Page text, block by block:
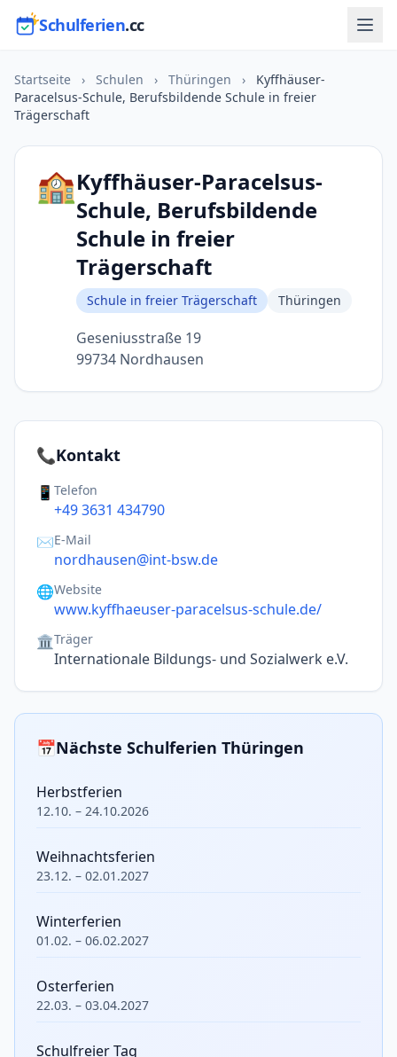
Schulferien.cc
Startseite › Schulen › Thüringen ›
Kyffhäuser-
Paracelsus-Schule, Berufsbildende Schule in freier
Trägerschaft
🏫Kyffhäuser-Paracelsus-
Schule, Berufsbildende
Schule in freier
Trägerschaft
Schule in freier Trägerschaft Thüringen
Geseniusstraße 19
99734 Nordhausen
📞Kontakt
📱 Telefon
+49 3631 434790
✉️E-Mail
nordhausen@int-bsw.de
🌐Website
www.kyffhaeuser-paracelsus-schule.de/
🏛️Träger
Internationale Bildungs- und Sozialwerk e.V.
📅Nächste Schulferien Thüringen
Herbstferien
12.10. – 24.10.2026
Weihnachtsferien
23.12. – 02.01.2027
Winterferien
01.02. – 06.02.2027
Osterferien
22.03. – 03.04.2027
Schulfreier Tag